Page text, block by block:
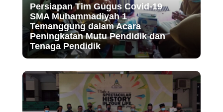
Persiapan Tim Gugus Covid-19
SMA Muhammadiyah 1
Temanggung dalam Acara
Peningkatan Mutu Pendidik dan
Tenaga Pendidik